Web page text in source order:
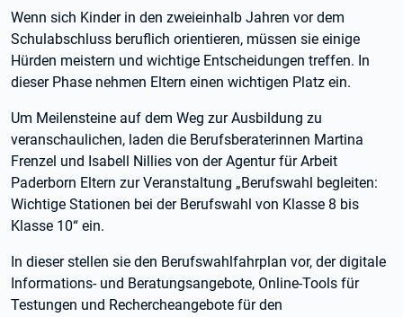
Wenn sich Kinder in den zweieinhalb Jahren vor dem
Schulabschluss beruflich orientieren, müssen sie einige
Hürden meistern und wichtige Entscheidungen treffen. In
dieser Phase nehmen Eltern einen wichtigen Platz ein.
Um Meilensteine auf dem Weg zur Ausbildung zu
veranschaulichen, laden die Berufsberaterinnen Martina
Frenzel und Isabell Nillies von der Agentur für Arbeit
Paderborn Eltern zur Veranstaltung „Berufswahl begleiten:
Wichtige Stationen bei der Berufswahl von Klasse 8 bis
Klasse 10“ ein.
In dieser stellen sie den Berufswahlfahrplan vor, der digitale
Informations- und Beratungsangebote, Online-Tools für
Testungen und Rechercheangebote für den